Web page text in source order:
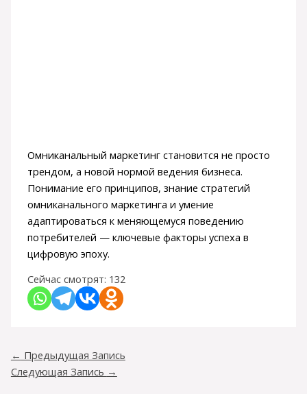
Омниканальный маркетинг становится не просто
трендом, а новой нормой ведения бизнеса.
Понимание его принципов, знание стратегий
омниканального маркетинга и умение
адаптироваться к меняющемуся поведению
потребителей — ключевые факторы успеха в
цифровую эпоху.
Сейчас смотрят: 132
← Предыдущая Запись
Следующая Запись →